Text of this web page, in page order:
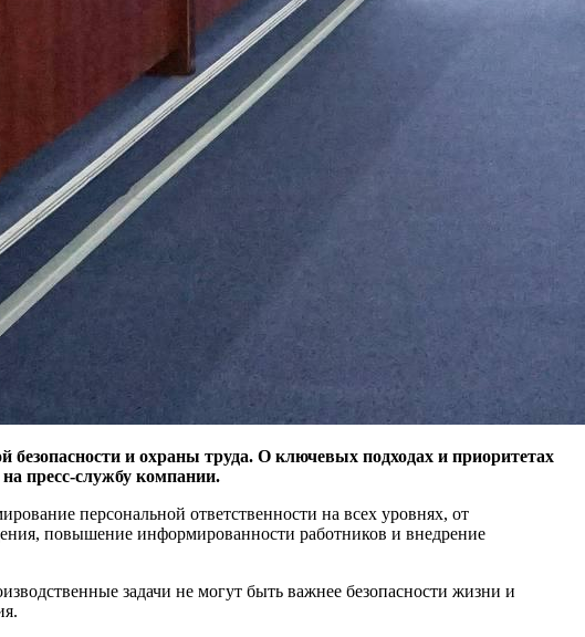
и охраны труда. О ключевых подходах и приоритетах
пресс-службу компании.
персональной ответственности на всех уровнях, от
повышение информированности работников и внедрение
задачи не могут быть важнее безопасности жизни и